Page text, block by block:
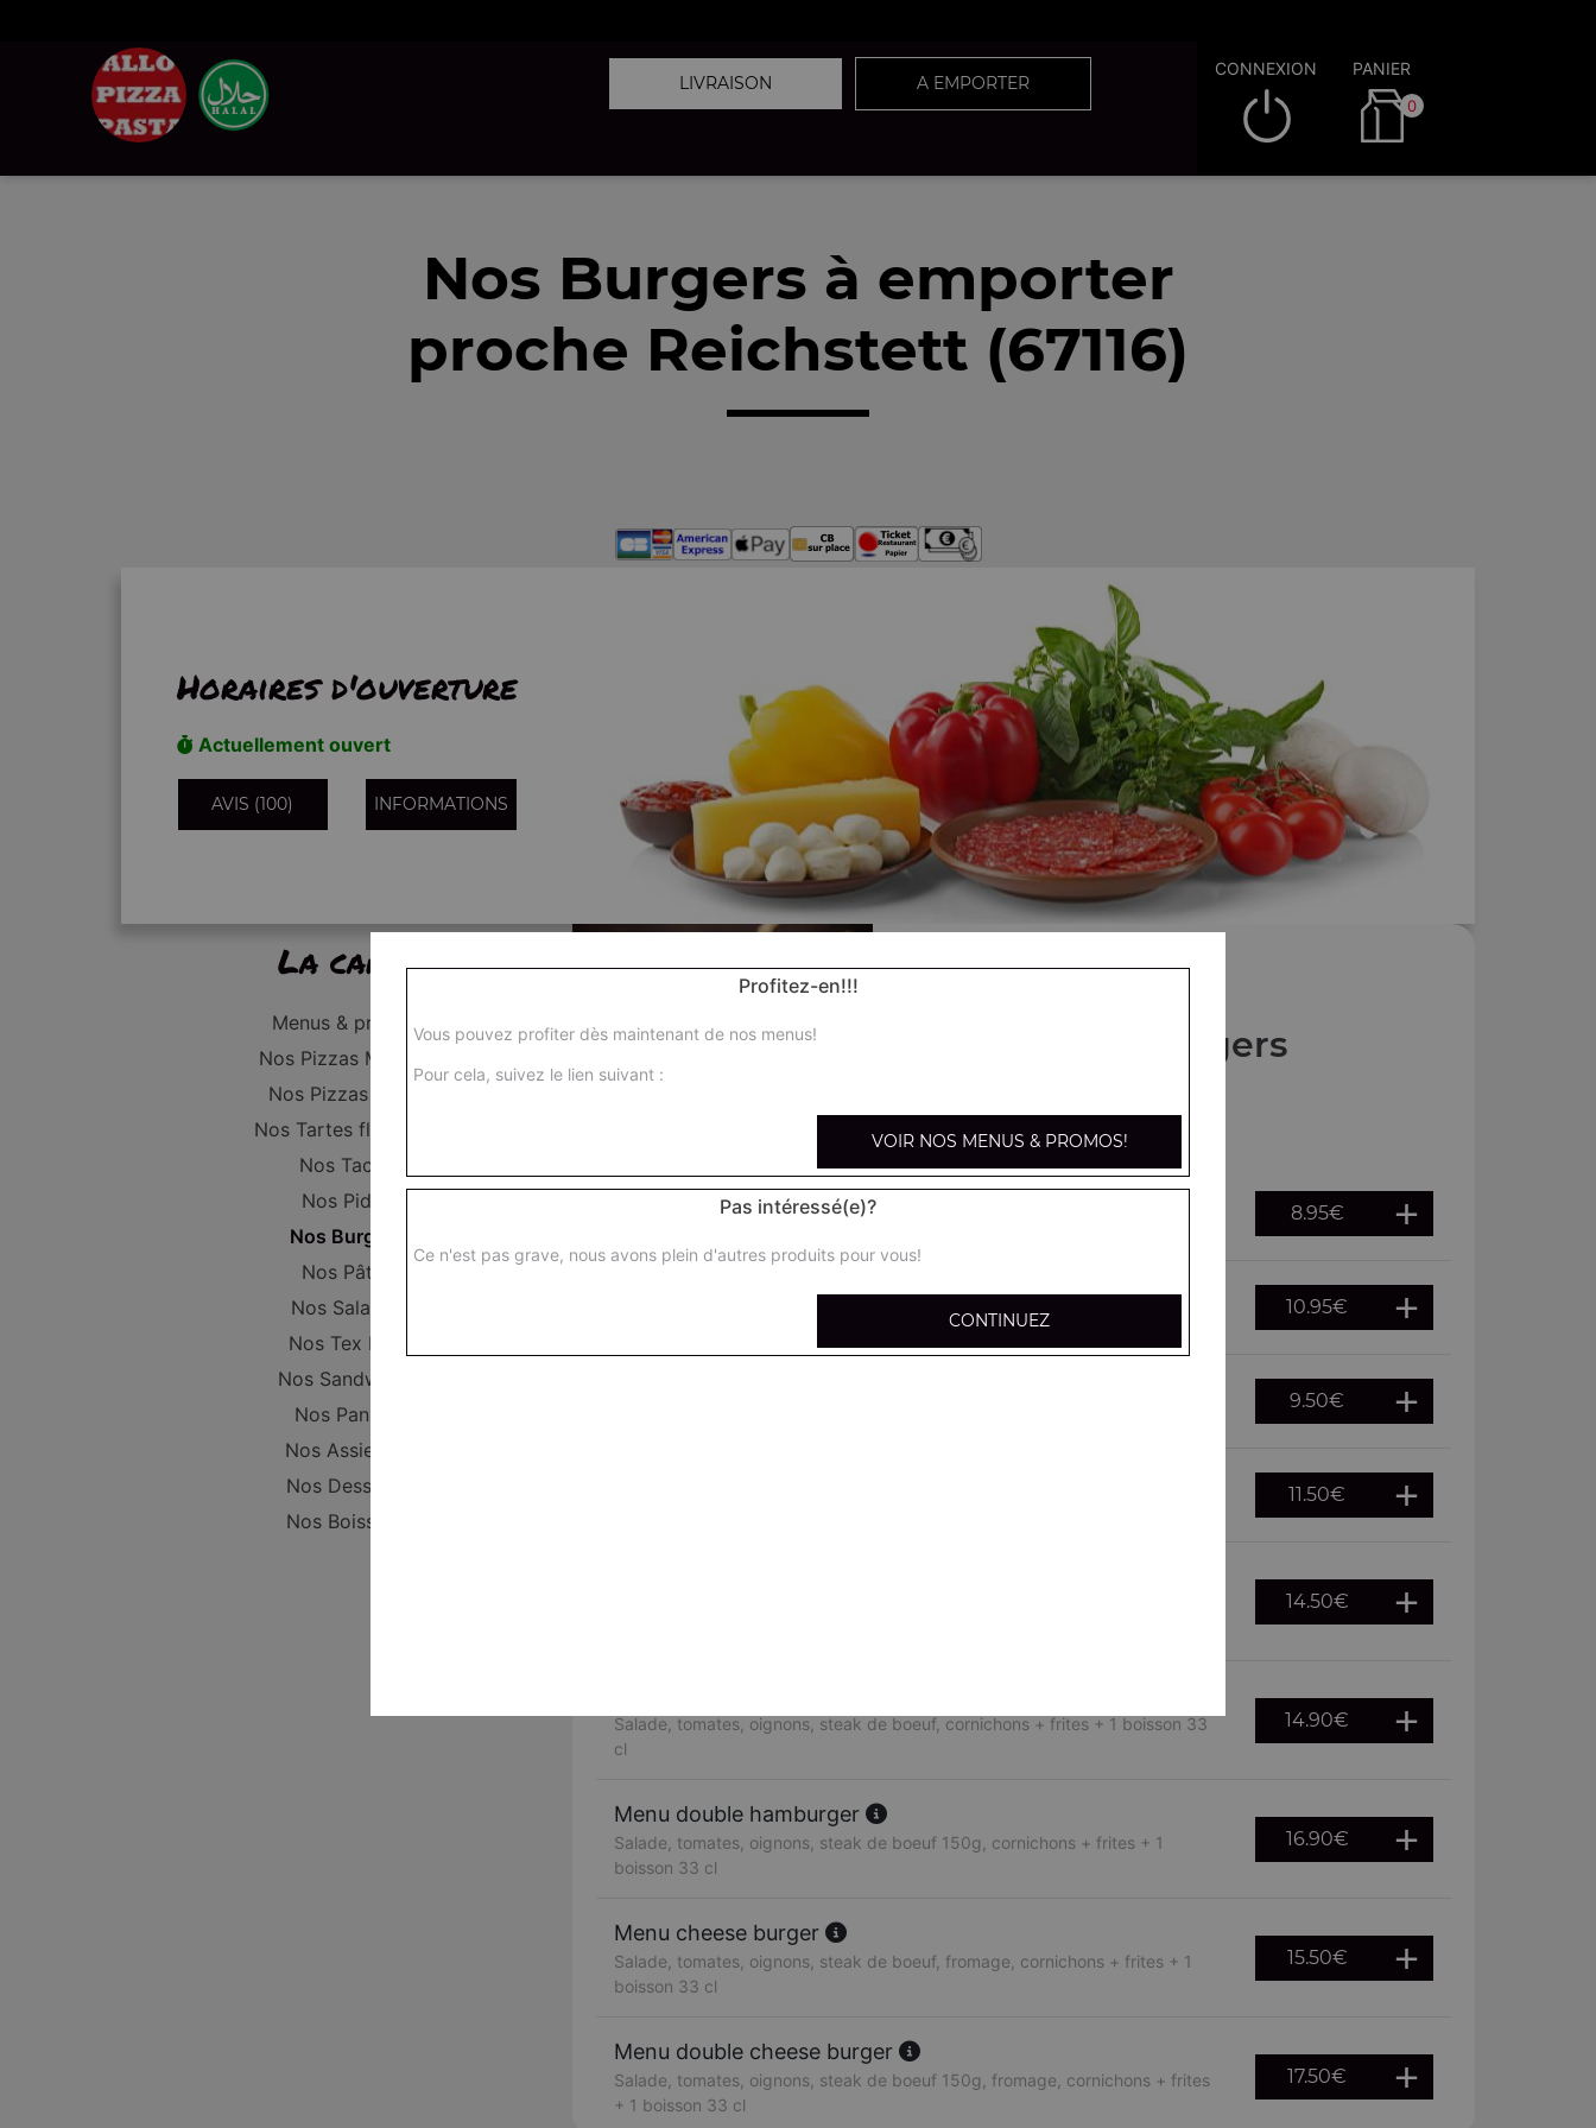
LIVRAISON A EMPORTER
CONNEXION PANIER
0
Nos Burgers à emporter
proche Reichstett (67116)
Horaires d'ouverture
Actuellement ouvert
AVIS (100) INFORMATIONS
La carte
Menus & promos
Nos Pizzas Médium
Nos Pizzas Large
Nos Tartes flambées
Nos Tacos
Nos Pides
Nos Burgers
Nos Pâtes
Nos Salades
Nos Tex Mex
Nos Sandwichs
Nos Paninis
Nos Assiettes
Nos Desserts
Nos Boissons
Nos Burgers
Hamburger 8.95€
Salade, tomates, oignons, steak de boeuf 150g, cornichons
10.95€
9.50€
11.50€
14.50€
Salade, tomates, oignons, steak de boeuf, cornichons + frites + 1 boisson 33
cl
14.90€
Menu double hamburger
Salade, tomates, oignons, steak de boeuf 150g, cornichons + frites + 1
boisson 33 cl
16.90€
Menu cheese burger
Salade, tomates, oignons, steak de boeuf, fromage, cornichons + frites + 1
boisson 33 cl
15.50€
Menu double cheese burger
Salade, tomates, oignons, steak de boeuf 150g, fromage, cornichons + frites
+ 1 boisson 33 cl
17.50€
Profitez-en!!!
Vous pouvez profiter dès maintenant de nos menus!
Pour cela, suivez le lien suivant :
VOIR NOS MENUS & PROMOS!
Pas intéressé(e)?
Ce n'est pas grave, nous avons plein d'autres produits pour vous!
CONTINUEZ